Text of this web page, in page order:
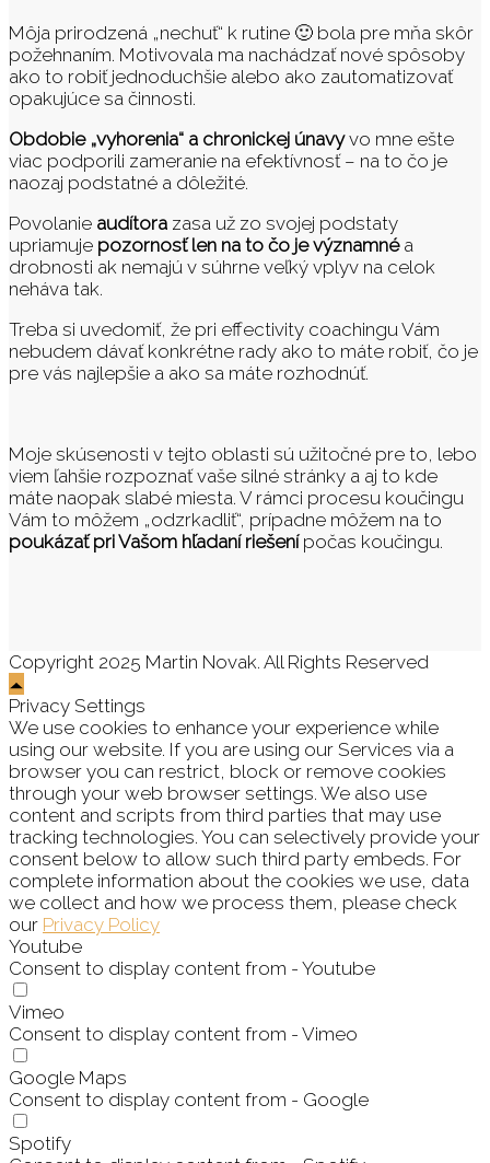
Môja prirodzená „nechuť“ k rutine 🙂 bola pre mňa skôr
požehnaním. Motivovala ma nachádzať nové spôsoby
ako to robiť jednoduchšie alebo ako zautomatizovať
opakujúce sa činnosti.
Obdobie „vyhorenia“ a chronickej únavyvo mne ešte
viac podporili zameranie na efektívnosť – na to čo je
naozaj podstatné a dôležité.
Povolanie audítora zasa už zo svojej podstaty
upriamuje pozornosť len na to čo je významné a
drobnosti ak nemajú v súhrne veľký vplyv na celok
neháva tak.
Treba si uvedomiť, že pri effectivity coachingu Vám
nebudem dávať konkrétne rady ako to máte robiť, čo je
pre vás najlepšie a ako sa máte rozhodnúť.
Moje skúsenosti v tejto oblasti sú užitočné pre to, lebo
viem ľahšie rozpoznať vaše silné stránky a aj to kde
máte naopak slabé miesta. V rámci procesu koučingu
Vám to môžem „odzrkadliť“, prípadne môžem na to
poukázať pri Vašom hľadaní riešení počas koučingu.
Copyright 2025 Martin Novak. All Rights Reserved
Privacy Settings
We use cookies to enhance your experience while
using our website. If you are using our Services via a
browser you can restrict, block or remove cookies
through your web browser settings. We also use
content and scripts from third parties that may use
tracking technologies. You can selectively provide your
consent below to allow such third party embeds. For
complete information about the cookies we use, data
we collect and how we process them, please check
our Privacy Policy
Youtube
Consent to display content from - Youtube
Vimeo
Consent to display content from - Vimeo
Google Maps
Consent to display content from - Google
Spotify